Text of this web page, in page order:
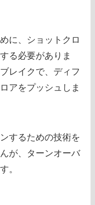
に、ショットクロ
る必要がありま
レイクで、ディフ
アをプッシュしま
するための技術を
が、ターンオーバ
。